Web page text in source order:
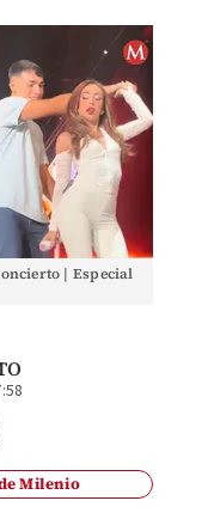
| Especial
Milenio